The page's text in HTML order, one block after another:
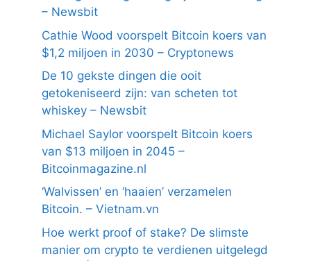
– Newsbit
Cathie Wood voorspelt Bitcoin koers van
$1,2 miljoen in 2030 – Cryptonews
De 10 gekste dingen die ooit
getokeniseerd zijn: van scheten tot
whiskey – Newsbit
Michael Saylor voorspelt Bitcoin koers
van $13 miljoen in 2045 –
Bitcoinmagazine.nl
‘Walvissen’ en ‘haaien’ verzamelen
Bitcoin. – Vietnam.vn
Hoe werkt proof of stake? De slimste
manier om crypto te verdienen uitgelegd